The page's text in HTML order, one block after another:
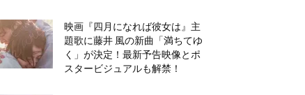
映画『四月になれば彼女は』主
題歌に藤井 風の新曲「満ちてゆ
く」が決定！最新予告映像とポ
スタービジュアルも解禁！